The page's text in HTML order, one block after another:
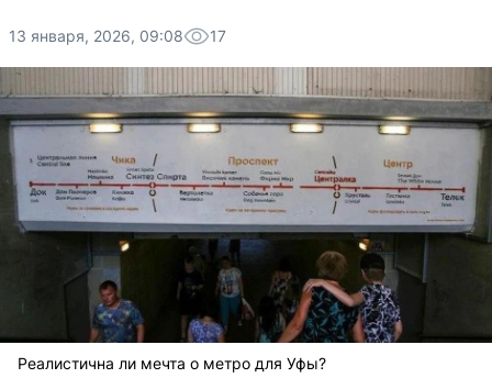
13 января, 2026, 09:08 17
Реалистична ли мечта о метро для Уфы?